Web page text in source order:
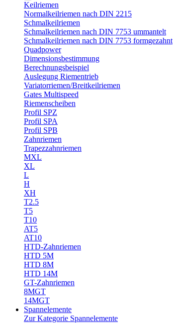
Keilriemen
Normalkeilriemen nach DIN 2215
Schmalkeilriemen
Schmalkeilriemen nach DIN 7753 ummantelt
Schmalkeilriemen nach DIN 7753 formgezahnt
Quadpower
Dimensionsbestimmung
Berechnungsbeispiel
Auslegung Riementrieb
Variatorriemen/Breitkeilriemen
Gates Multispeed
Riemenscheiben
Profil SPZ
Profil SPA
Profil SPB
Zahnriemen
Trapezzahnriemen
MXL
XL
L
H
XH
T2.5
T5
T10
AT5
AT10
HTD-Zahnriemen
HTD 5M
HTD 8M
HTD 14M
GT-Zahnriemen
8MGT
14MGT
Spannelemente
Zur Kategorie Spannelemente